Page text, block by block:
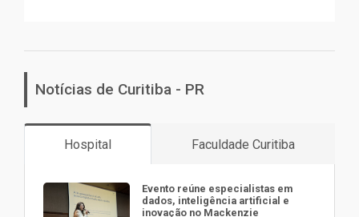
Notícias de Curitiba - PR
Hospital Faculdade Curitiba
Evento reúne especialistas em
dados, inteligência artificial e
inovação no Mackenzie